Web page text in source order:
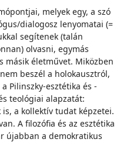
melyek egy, a szó
dialogosz lenyomatai (=
segítenek (talán
olvasni, egymás
másik életművet. Miközben
beszél a holokausztról,
Pilinszky-esztétika és -
teológiai alapzatát:
a kollektív tudat képzetei.
A filozófia és az esztétika
újabban a demokratikus